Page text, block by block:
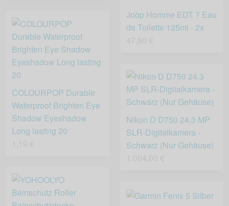
Joop Homme EDT ? Eau
de Toilette 125ml - 2x
COLOURPOP Durable
Waterproof Brighten Eye
Shadow Eyeshadow
Long lasting 20
Nikon D D750 24.3 MP
SLR-Digitalkamera -
Schwarz (Nur Gehäuse)